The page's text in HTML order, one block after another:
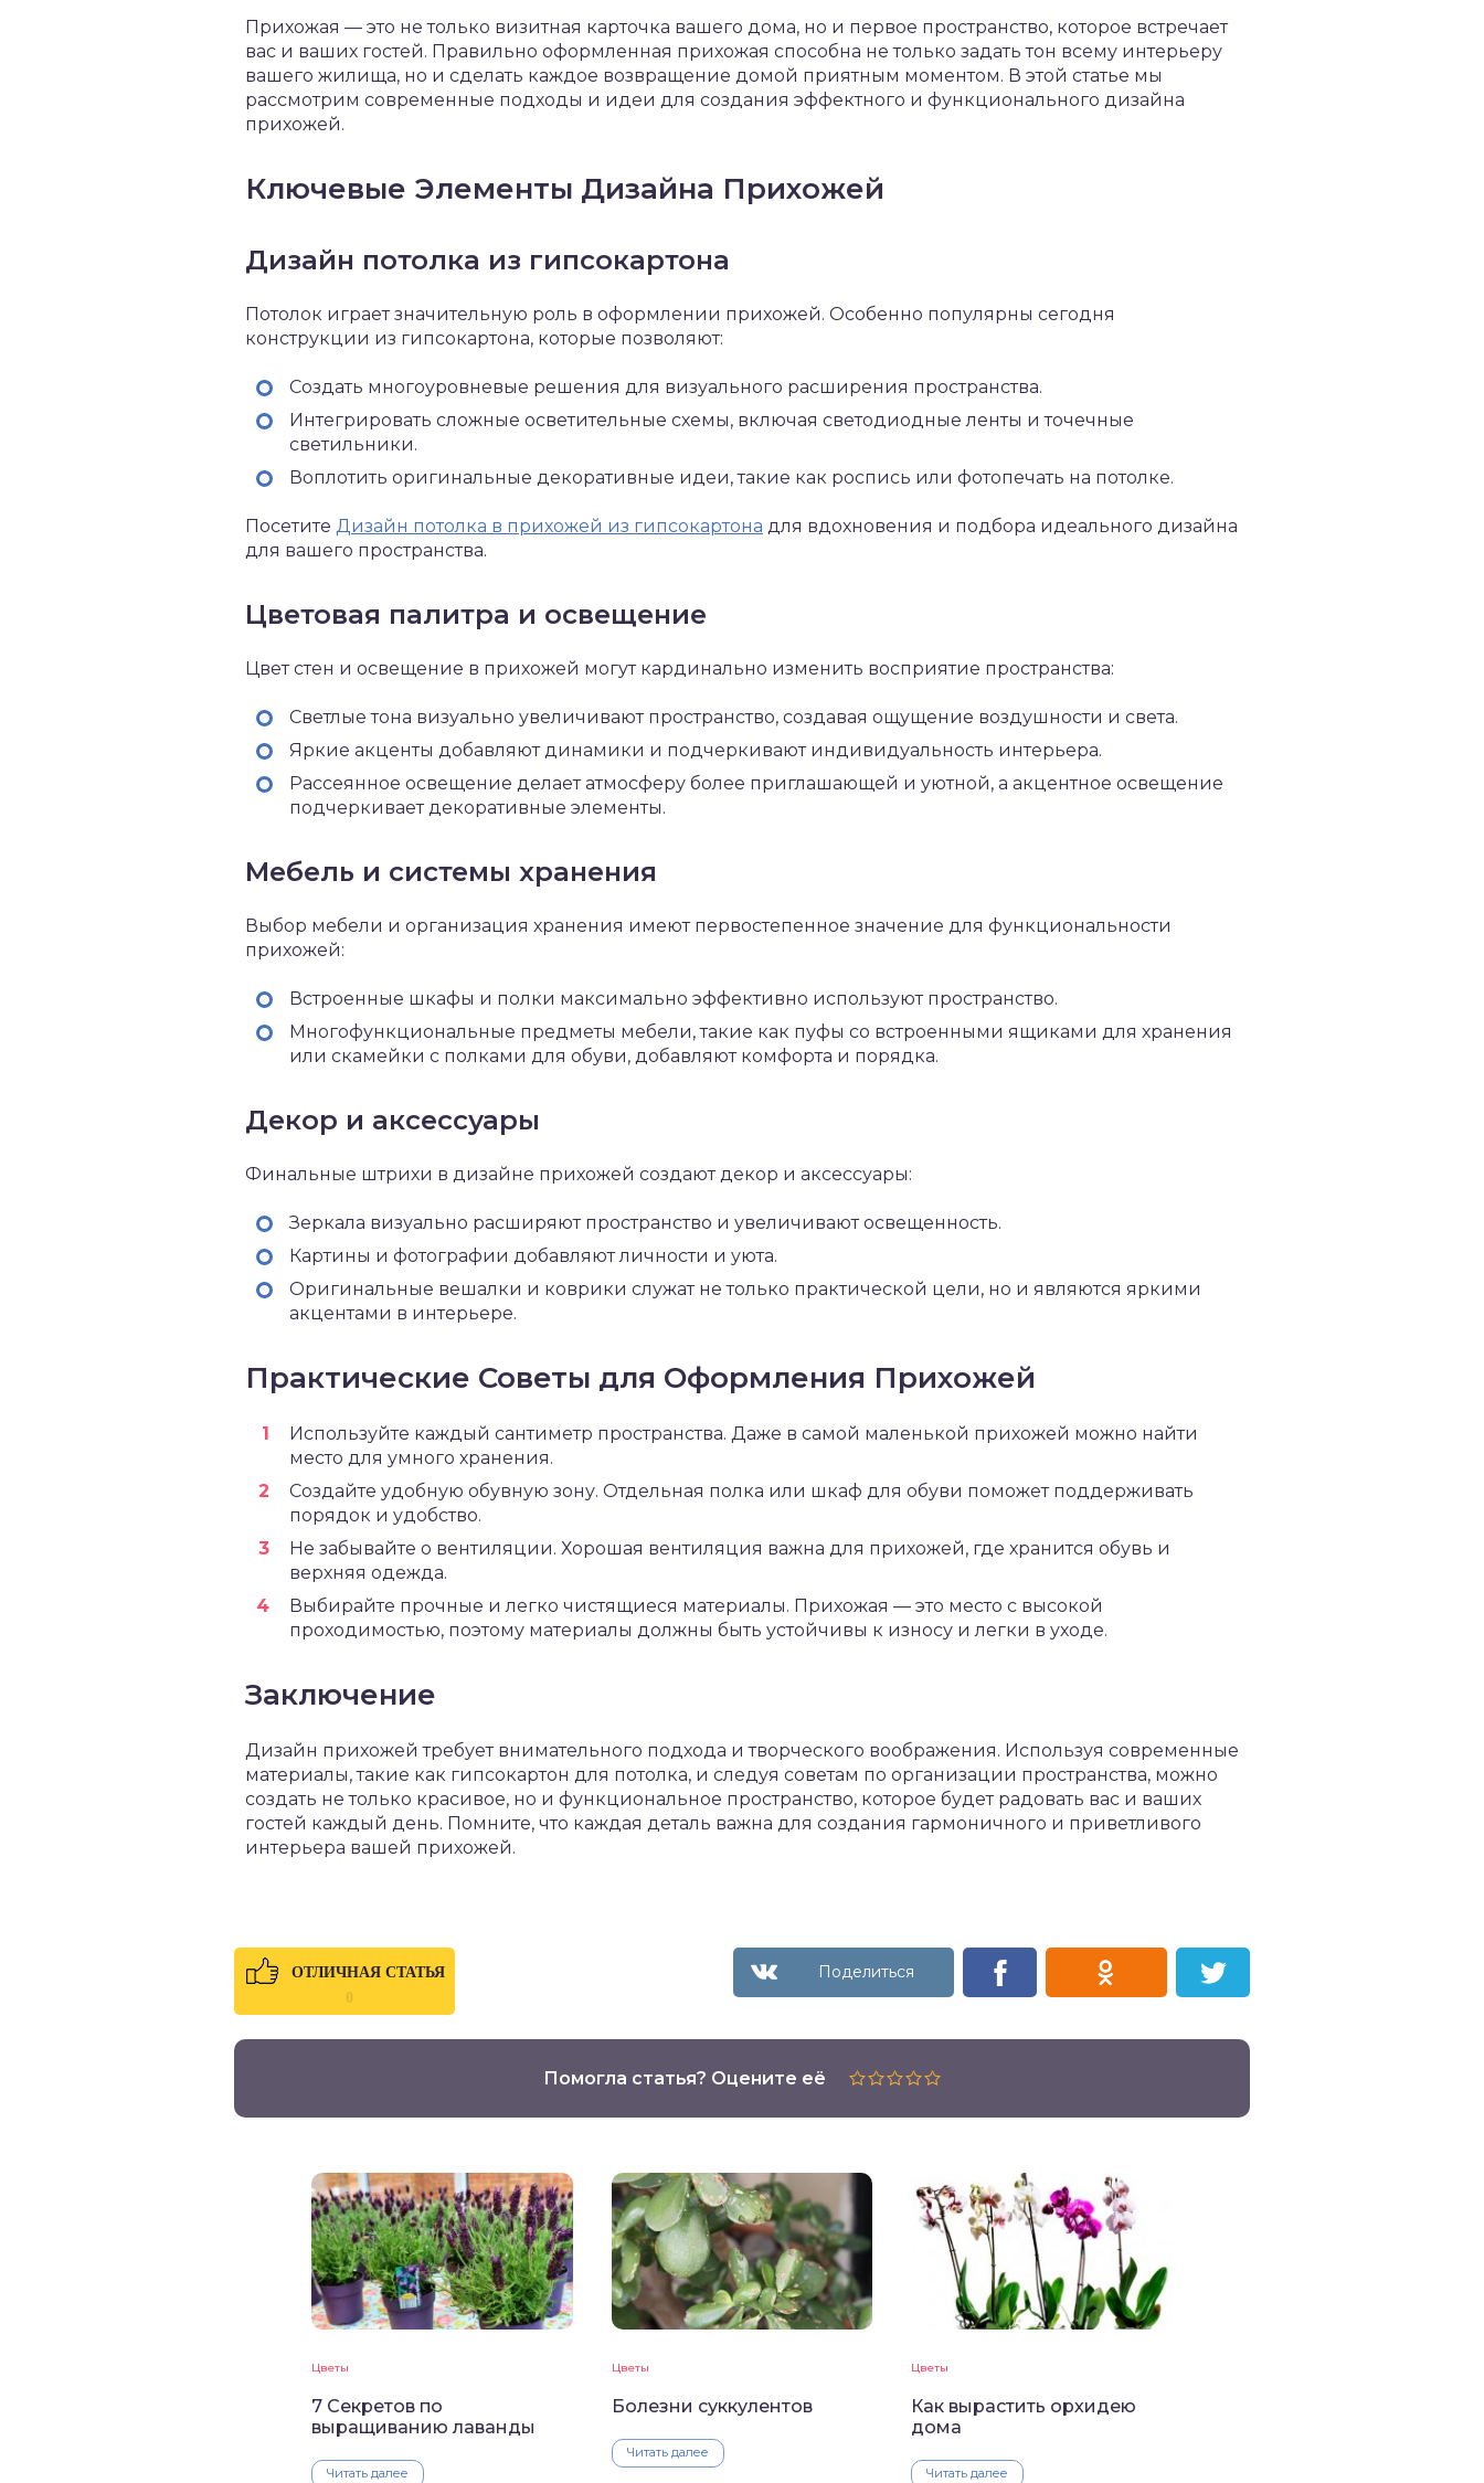
Прихожая — это не только визитная карточка вашего дома, но и первое пространство, которое встречает
вас и ваших гостей. Правильно оформленная прихожая способна не только задать тон всему интерьеру
вашего жилища, но и сделать каждое возвращение домой приятным моментом. В этой статье мы
рассмотрим современные подходы и идеи для создания эффектного и функционального дизайна
прихожей.
Ключевые Элементы Дизайна Прихожей
Дизайн потолка из гипсокартона
Потолок играет значительную роль в оформлении прихожей. Особенно популярны сегодня
конструкции из гипсокартона, которые позволяют:
Создать многоуровневые решения для визуального расширения пространства.
Интегрировать сложные осветительные схемы, включая светодиодные ленты и точечные
светильники.
Воплотить оригинальные декоративные идеи, такие как роспись или фотопечать на потолке.
Посетите Дизайн потолка в прихожей из гипсокартона для вдохновения и подбора идеального дизайна
для вашего пространства.
Цветовая палитра и освещение
Цвет стен и освещение в прихожей могут кардинально изменить восприятие пространства:
Светлые тона визуально увеличивают пространство, создавая ощущение воздушности и света.
Яркие акценты добавляют динамики и подчеркивают индивидуальность интерьера.
Рассеянное освещение делает атмосферу более приглашающей и уютной, а акцентное освещение
подчеркивает декоративные элементы.
Мебель и системы хранения
Выбор мебели и организация хранения имеют первостепенное значение для функциональности
прихожей:
Встроенные шкафы и полки максимально эффективно используют пространство.
Многофункциональные предметы мебели, такие как пуфы со встроенными ящиками для хранения
или скамейки с полками для обуви, добавляют комфорта и порядка.
Декор и аксессуары
Финальные штрихи в дизайне прихожей создают декор и аксессуары:
Зеркала визуально расширяют пространство и увеличивают освещенность.
Картины и фотографии добавляют личности и уюта.
Оригинальные вешалки и коврики служат не только практической цели, но и являются яркими
акцентами в интерьере.
Практические Советы для Оформления Прихожей
Используйте каждый сантиметр пространства. Даже в самой маленькой прихожей можно найти
место для умного хранения.
Создайте удобную обувную зону. Отдельная полка или шкаф для обуви поможет поддерживать
порядок и удобство.
Не забывайте о вентиляции. Хорошая вентиляция важна для прихожей, где хранится обувь и
верхняя одежда.
Выбирайте прочные и легко чистящиеся материалы. Прихожая — это место с высокой
проходимостью, поэтому материалы должны быть устойчивы к износу и легки в уходе.
Заключение
Дизайн прихожей требует внимательного подхода и творческого воображения. Используя современные
материалы, такие как гипсокартон для потолка, и следуя советам по организации пространства, можно
создать не только красивое, но и функциональное пространство, которое будет радовать вас и ваших
гостей каждый день. Помните, что каждая деталь важна для создания гармоничного и приветливого
интерьера вашей прихожей.
ОТЛИЧНАЯ СТАТЬЯ
0
Помогла статья? Оцените её
Цветы
7 Секретов по
выращиванию лаванды
Читать далее
Цветы
Болезни суккулентов
Читать далее
Цветы
Как вырастить орхидею
дома
Читать далее